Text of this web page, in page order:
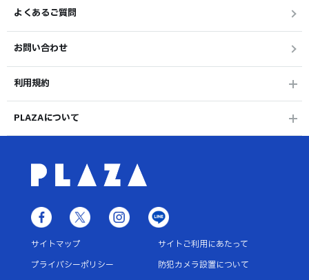
よくあるご質問
お問い合わせ
利用規約
PLAZAについて
サイトマップ
サイトご利用にあたって
プライバシーポリシー
防犯カメラ設置について